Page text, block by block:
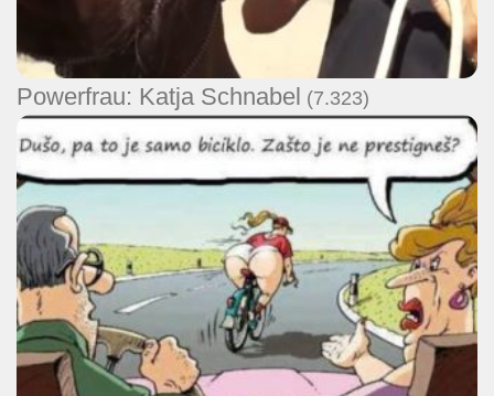
Powerfrau: Katja Schnabel (7.323)